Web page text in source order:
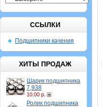
ССЫЛКИ
Подшипники качения
ХИТЫ ПРОДАЖ
Шарик подшипника
7,938
10.00 р.
Ролик подшипника